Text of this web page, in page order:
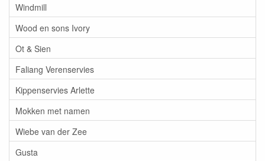
Windmill
Wood en sons Ivory
Ot & Sien
Faliang Verenservies
Kippenservies Arlette
Mokken met namen
Wiebe van der Zee
Gusta